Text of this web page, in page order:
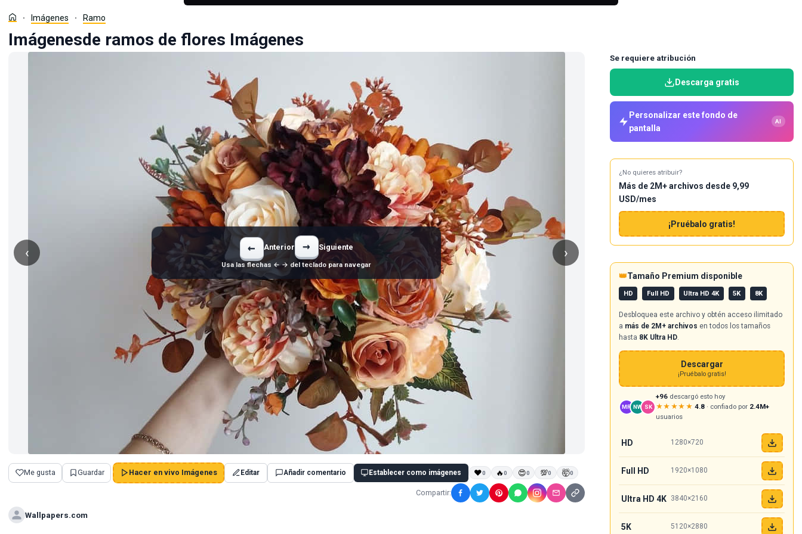
Imágenes Ramo
Imágenesde ramos de flores Imágenes
‹ ›
← Anterior → Siguiente
Usa las flechas ← → del teclado para navegar
Me gusta Guardar Hacer en vivo Imágenes Editar Añadir comentario Establecer como imágenes ❤0 🔥0 😍0 💯0 🤯0
Compartir:
Wallpapers.com
Se requiere atribución
Descarga gratis
Personalizar este fondo de
pantalla
AI
¿No quieres atribuir?
Más de 2M+ archivos desde 9,99
USD/mes
¡Pruébalo gratis!
👑Tamaño Premium disponible
HD Full HD Ultra HD 4K 5K 8K
Desbloquea este archivo y obtén acceso ilimitado
a más de 2M+ archivos en todos los tamaños
hasta 8K Ultra HD.
Descargar
¡Pruébalo gratis!
MR NW SK
+96 descargó esto hoy
★★★★★ 4.8 · confiado por 2.4M+
usuarios
HD 1280×720
Full HD 1920×1080
Ultra HD 4K 3840×2160
5K 5120×2880